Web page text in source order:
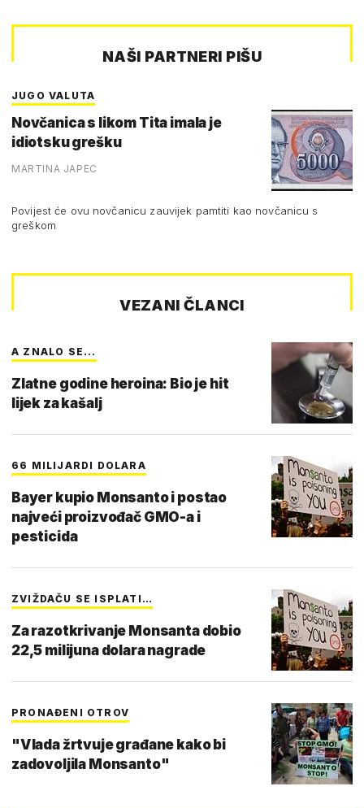
NAŠI PARTNERI PIŠU
JUGO VALUTA
Novčanica s likom Tita imala je
idiotsku grešku
MARTINA JAPEC
Povijest će ovu novčanicu zauvijek pamtiti kao novčanicu s
greškom
VEZANI ČLANCI
A ZNALO SE...
Zlatne godine heroina: Bio je hit
lijek za kašalj
66 MILIJARDI DOLARA
Bayer kupio Monsanto i postao
najveći proizvođač GMO-a i
pesticida
ZVIŽDAČU SE ISPLATI…
Za razotkrivanje Monsanta dobio
22,5 milijuna dolara nagrade
PRONAĐENI OTROV
"Vlada žrtvuje građane kako bi
zadovoljila Monsanto"